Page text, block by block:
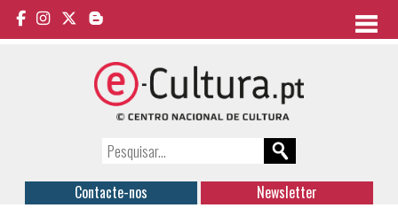
Contacte-nos Newsletter